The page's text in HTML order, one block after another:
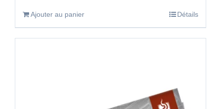
Ajouter au panier Détails